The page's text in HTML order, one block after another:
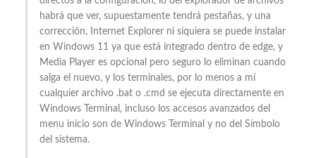
habrá que ver, supuestamente tendrá pestañas, y una
corrección, Internet Explorer ni siquiera se puede instalar
en Windows 11 ya que está integrado dentro de edge, y
Media Player es opcional pero seguro lo eliminan cuando
salga el nuevo, y los terminales, por lo menos a mí
cualquier archivo .bat o .cmd se ejecuta directamente en
Windows Terminal, incluso los accesos avanzados del
menu inicio son de Windows Terminal y no del Símbolo
del sistema.